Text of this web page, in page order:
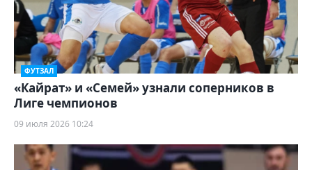
ФУТЗАЛ
«Кайрат» и «Семей» узнали соперников в
Лиге чемпионов
09 июля 2026 10:24